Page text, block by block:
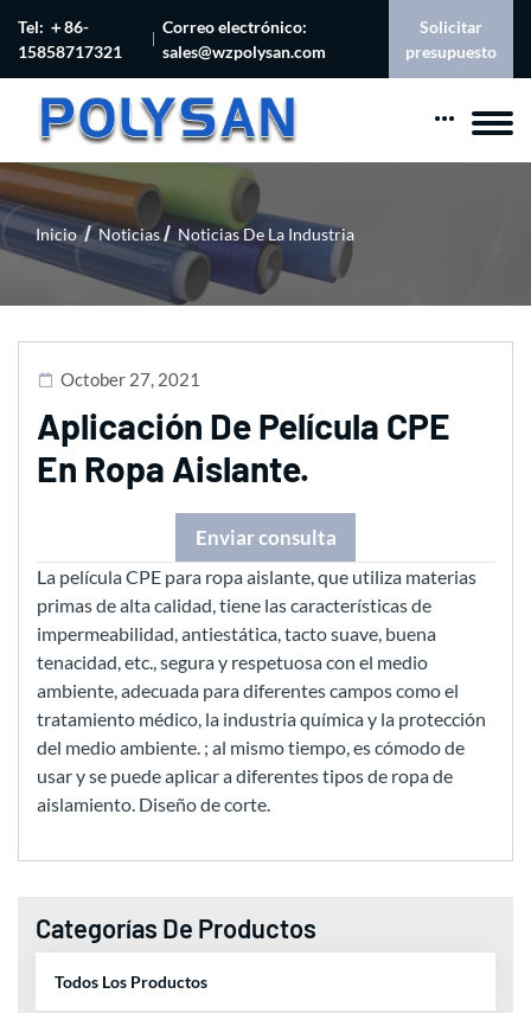
Tel: ＋86-
15858717321
Correo electrónico:
sales@wzpolysan.com
Solicitar
presupuesto
Inicio Noticias Noticias De La Industria
October 27, 2021
Aplicación De Película CPE
En Ropa Aislante.
Enviar consulta
La película CPE para ropa aislante, que utiliza materias
primas de alta calidad, tiene las características de
impermeabilidad, antiestática, tacto suave, buena
tenacidad, etc., segura y respetuosa con el medio
ambiente, adecuada para diferentes campos como el
tratamiento médico, la industria química y la protección
del medio ambiente. ; al mismo tiempo, es cómodo de
usar y se puede aplicar a diferentes tipos de ropa de
aislamiento. Diseño de corte.
Categorías De Productos
Todos Los Productos